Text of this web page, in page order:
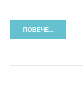
ПОВЕЧЕ...